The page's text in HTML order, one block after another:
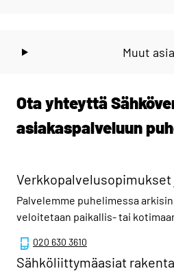
Muut
Ota yhteyttä
asiakaspalveluun
Verkkopalvelusopimukset
Palvelemme puhelimessa
veloitetaan paikallis- tai
020 630 3610
Sähköliittymäasiat